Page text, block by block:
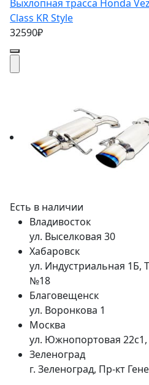
Выхлопная трасса Honda
Class KR Style
32590₽
Есть в наличии
Владивосток
ул. Выселковая 30
Хабаровск
ул. Индустриальная 1Б,
№18
Благовещенск
ул. Воронкова 1
Москва
ул. Южнопортовая
Зеленоград
г. Зеленоград, Пр-кт